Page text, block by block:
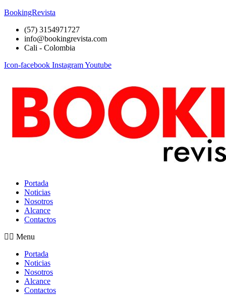
BookingRevista
(57) 3154971727
info@bookingrevista.com
Cali - Colombia
Icon-facebook InstagramYoutube
Portada
Noticias
Nosotros
Alcance
Contactos
Menu
Portada
Noticias
Nosotros
Alcance
Contactos